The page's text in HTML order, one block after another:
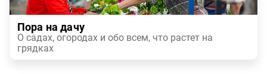
Пора на дачу
О садах, огородах и обо всем, что растет на
грядках